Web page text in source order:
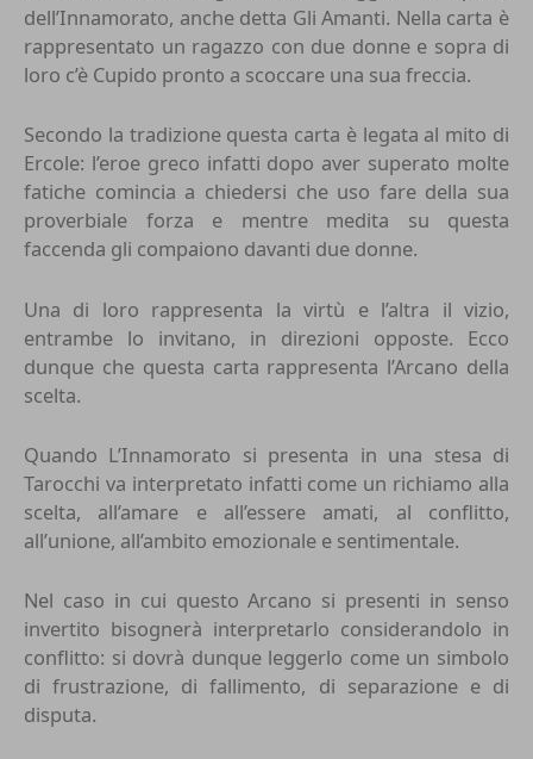
dell’Innamorato, anche detta Gli Amanti. Nella carta è
rappresentato un ragazzo con due donne e sopra di
loro c’è Cupido pronto a scoccare una sua freccia.
Secondo la tradizione questa carta è legata al mito di
Ercole: l’eroe greco infatti dopo aver superato molte
fatiche comincia a chiedersi che uso fare della sua
proverbiale forza e mentre medita su questa
faccenda gli compaiono davanti due donne.
Una di loro rappresenta la virtù e l’altra il vizio,
entrambe lo invitano, in direzioni opposte. Ecco
dunque che questa carta rappresenta l’Arcano della
scelta.
Quando L’Innamorato si presenta in una stesa di
Tarocchi va interpretato infatti come un richiamo alla
scelta, all’amare e all’essere amati, al conflitto,
all’unione, all’ambito emozionale e sentimentale.
Nel caso in cui questo Arcano si presenti in senso
invertito bisognerà interpretarlo considerandolo in
conflitto: si dovrà dunque leggerlo come un simbolo
di frustrazione, di fallimento, di separazione e di
disputa.